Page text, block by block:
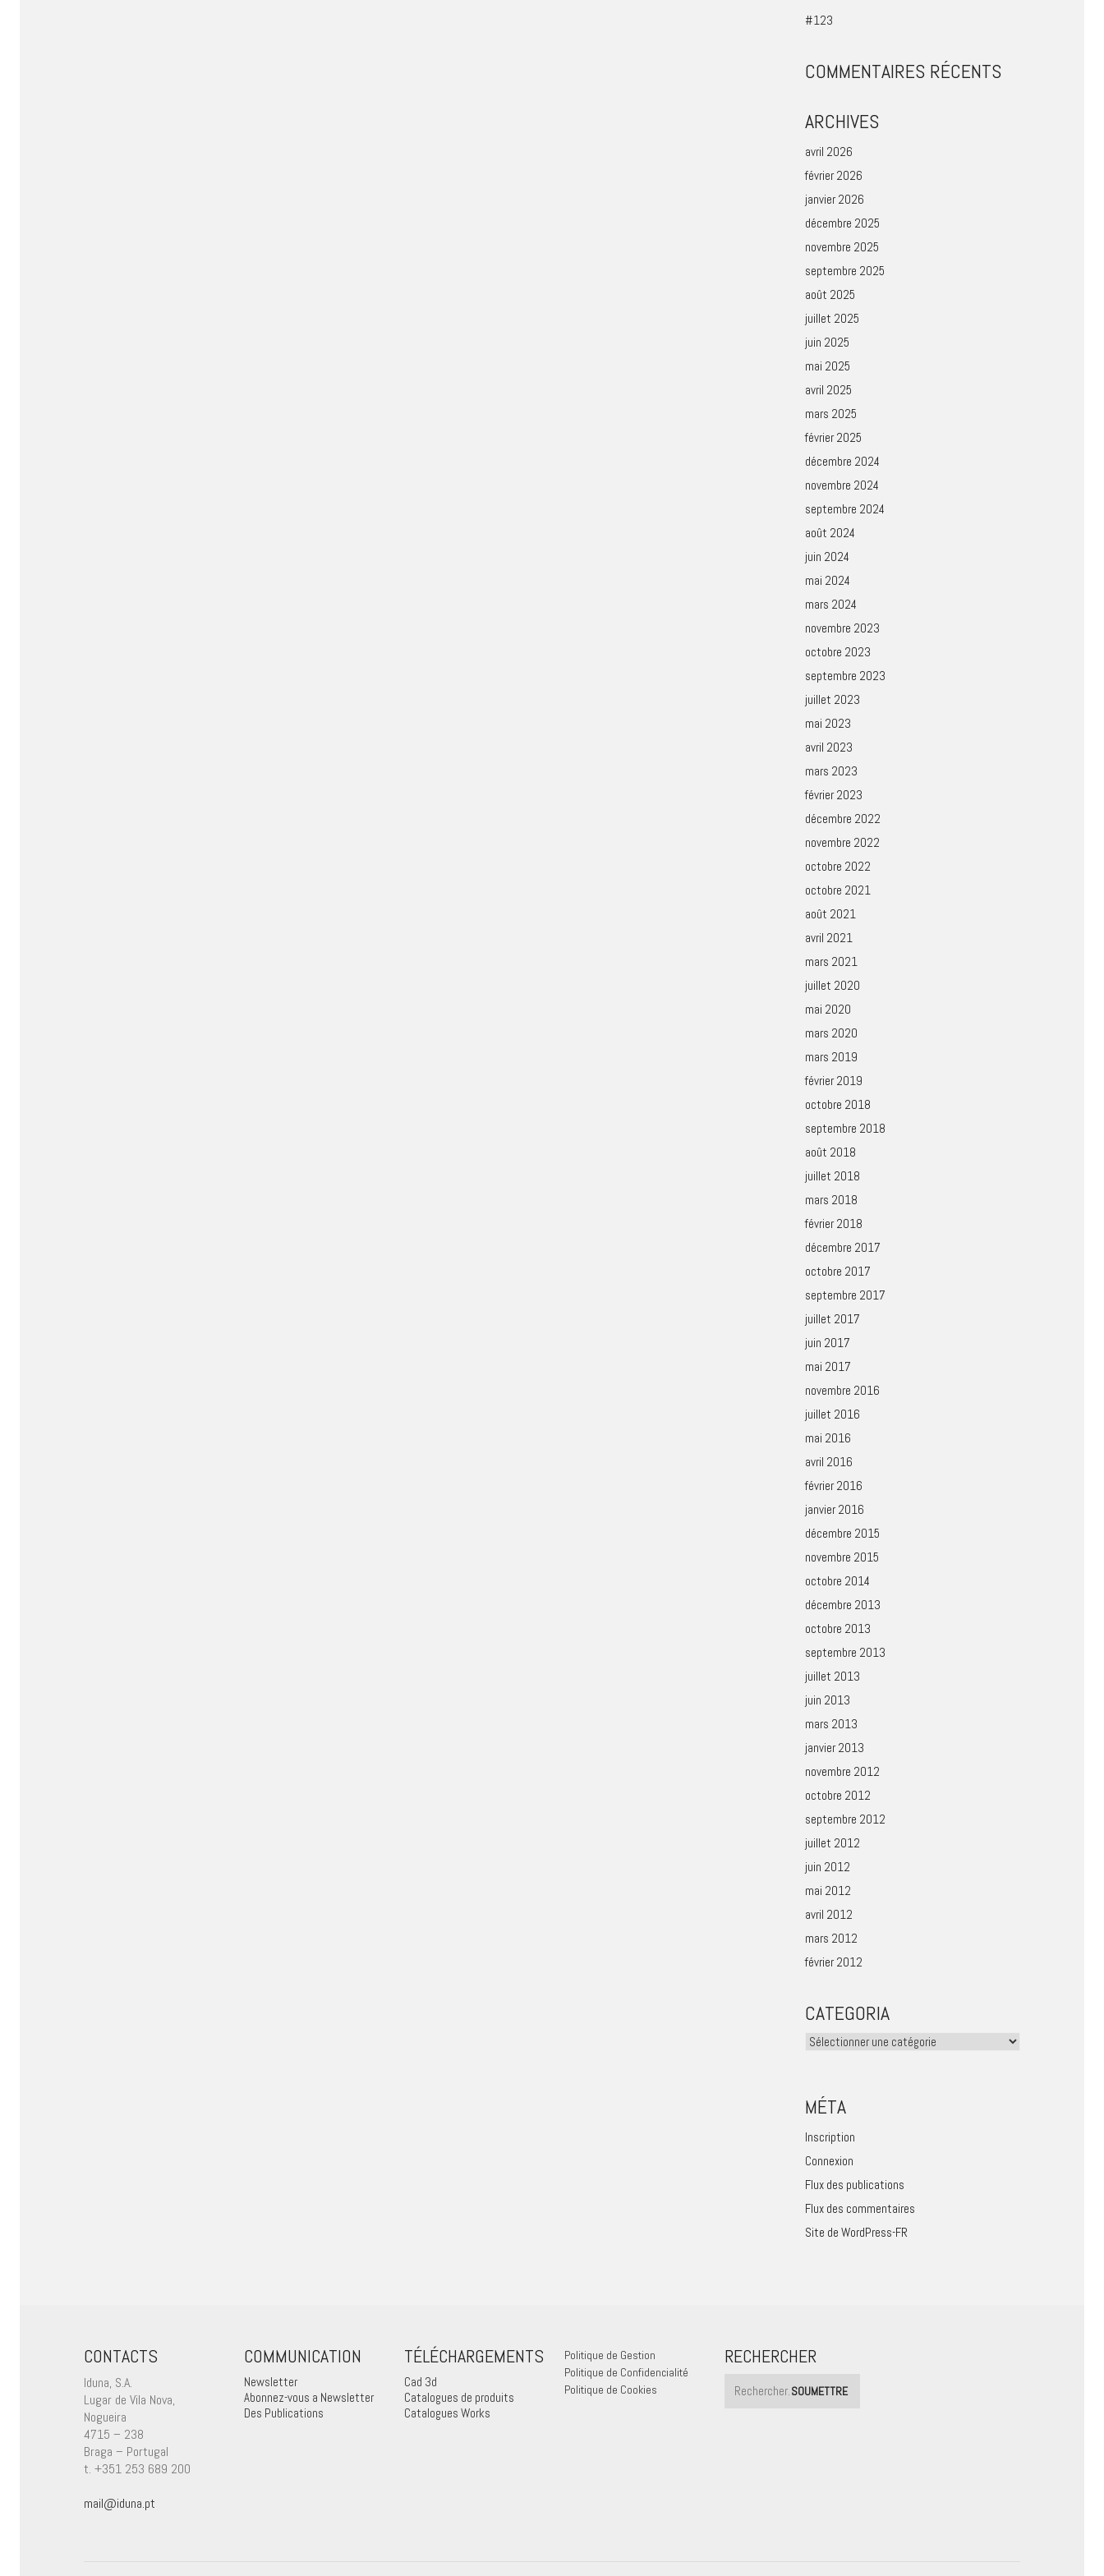
#123
COMMENTAIRES RÉCENTS
ARCHIVES
avril 2026
février 2026
janvier 2026
décembre 2025
novembre 2025
septembre 2025
août 2025
juillet 2025
juin 2025
mai 2025
avril 2025
mars 2025
février 2025
décembre 2024
novembre 2024
septembre 2024
août 2024
juin 2024
mai 2024
mars 2024
novembre 2023
octobre 2023
septembre 2023
juillet 2023
mai 2023
avril 2023
mars 2023
février 2023
décembre 2022
novembre 2022
octobre 2022
octobre 2021
août 2021
avril 2021
mars 2021
juillet 2020
mai 2020
mars 2020
mars 2019
février 2019
octobre 2018
septembre 2018
août 2018
juillet 2018
mars 2018
février 2018
décembre 2017
octobre 2017
septembre 2017
juillet 2017
juin 2017
mai 2017
novembre 2016
juillet 2016
mai 2016
avril 2016
février 2016
janvier 2016
décembre 2015
novembre 2015
octobre 2014
décembre 2013
octobre 2013
septembre 2013
juillet 2013
juin 2013
mars 2013
janvier 2013
novembre 2012
octobre 2012
septembre 2012
juillet 2012
juin 2012
mai 2012
avril 2012
mars 2012
février 2012
CATEGORIA
Categoria
MÉTA
Inscription
Connexion
Flux des publications
Flux des commentaires
Site de WordPress-FR
CONTACTS
Iduna, S.A.
Lugar de Vila Nova,
Nogueira
4715 – 238
Braga – Portugal
t. +351 253 689 200
mail@iduna.pt
COMMUNICATION
Newsletter
Abonnez-vous a Newsletter
Des Publications
TÉLÉCHARGEMENTS
Cad 3d
Catalogues de produits
Catalogues Works
Politique de Gestion
Politique de Confidencialité
Politique de Cookies
RECHERCHER